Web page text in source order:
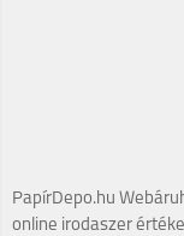
PapírDepo.hu
online irodaszer